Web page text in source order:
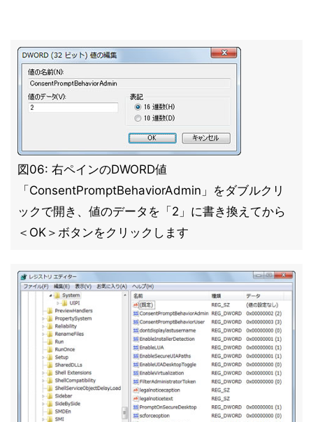
図06: 右ペインのDWORD値
「ConsentPromptBehaviorAdmin」をダブルクリ
ックで開き、値のデータを「2」に書き換えてから
＜OK＞ボタンをクリックします